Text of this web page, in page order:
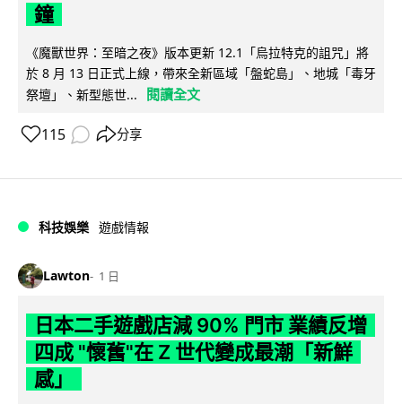
鐘
《魔獸世界：至暗之夜》版本更新 12.1「烏拉特克的詛咒」將
於 8 月 13 日正式上線，帶來全新區域「盤蛇島」、地城「毒牙
祭壇」、新型態世...
閱讀全文
115 分享
科技娛樂 遊戲情報
Lawton 1 日
日本二手遊戲店減 90% 門市 業績反增
四成 "懷舊"在 Z 世代變成最潮「新鮮
感」